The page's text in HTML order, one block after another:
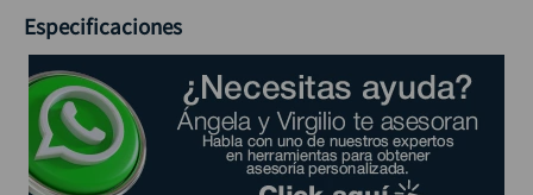
Boquillas de corte: 3 unidades
Mono gafa: 1 unidad
Chispero: 1 unidad
Juego de limpia boquillas: 1 unidad
Llave de servicios: 1 unidad
Materiales: Cobre y bronce
Estuche plástico incluido
Especificaciones